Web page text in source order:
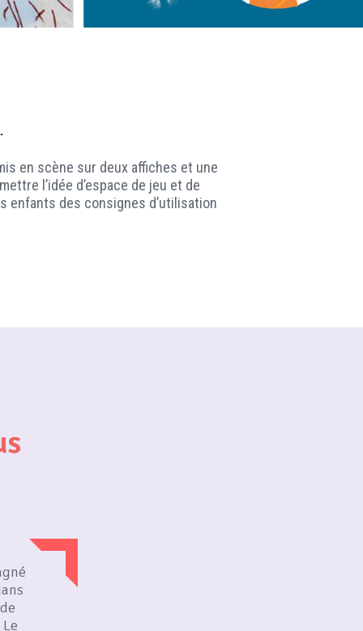
en scène sur deux affiches et une
l’idée d’espace de jeu et de
enfants des consignes d’utilisation